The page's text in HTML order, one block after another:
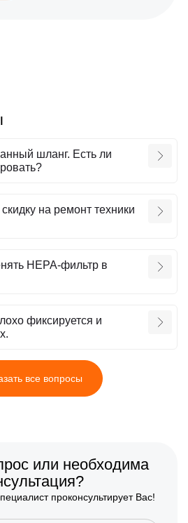
шланг. Есть ли
на ремонт техники
HEPA-фильтр в
фиксируется и
все вопросы
или необходима
проконсультирует Вас!